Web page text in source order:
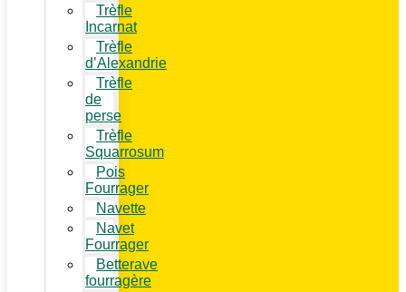
Trèfle
Incarnat
Trèfle
d’Alexandrie
Trèfle
de
perse
Trèfle
Squarrosum
Pois
Fourrager
Navette
Navet
Fourrager
Betterave
fourragère